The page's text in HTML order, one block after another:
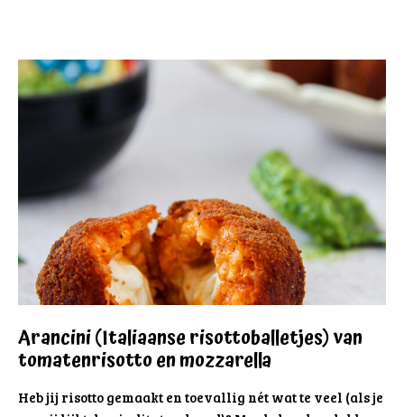
Arancini (Italiaanse risottoballetjes) van
tomatenrisotto en mozzarella
Heb jij risotto gemaakt en toevallig nét wat te veel (als je